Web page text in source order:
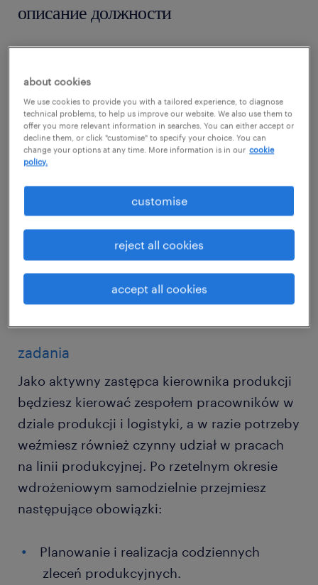
описание должности
branży spożywczej i jesteś gotowa/gotowy na
nowe wyzwania? Ta oferta jest dla Ciebie -
rozwiń skrzydła w międzynarodowej firmie.
Dla naszego Klienta - jednego z wiodących
producentów dziczyzny i wykwintnych mięs
w Europie z główną siedzibą firmy w
stanowisko Zastępcy Kierownika Produkcji.
Docelowe miejsce pracy to zakład
produkcyjny w Kerkrade (Holandia).
zadania
Jako aktywny zastępca kierownika produkcji
będziesz kierować zespołem pracowników w
dziale produkcji i logistyki, a w razie potrzeby
weźmiesz również czynny udział w pracach
na linii produkcyjnej. Po rzetelnym okresie
wdrożeniowym samodzielnie przejmiesz
następujące obowiązki:
Planowanie i realizacja codziennych
zleceń produkcyjnych.
about cookies
We use cookies to provide you with a tailored experience, to diagnose
technical problems, to help us improve our website. We also use them to
offer you more relevant information in searches. You can either accept or
decline them, or click "customise" to specify your choice. You can
change your options at any time. More information is in our cookie
policy.
accept all cookies
reject all cookies
customise